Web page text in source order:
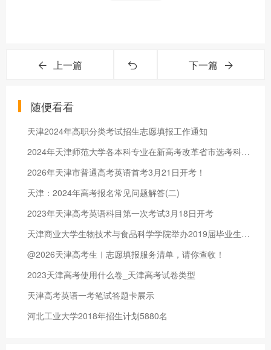
上一篇 下一篇
随便看看
天津2024年高职分类考试招生志愿填报工作通知
2024年天津师范大学各本科专业在新高考改革省市选考科目要求
2026年天津市普通高考英语首考3月21日开考！
天津：2024年高考报名常见问题解答(二)
2023年天津高考英语科目第一次考试3月18日开考
天津商业大学生物技术与食品科学学院举办2019届毕业生专场招聘会
@2026天津高考生︱志愿填报服务清单，请你查收！
2023天津高考使用什么卷_天津高考试卷类型
天津高考英语一考笔试答题卡展示
河北工业大学2018年招生计划5880名